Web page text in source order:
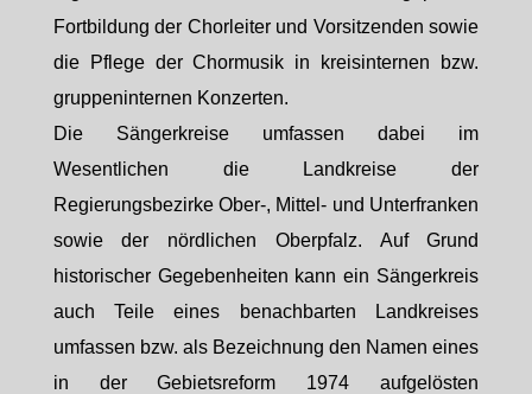
Fortbildung der Chorleiter und Vorsitzenden sowie
die Pflege der Chormusik in kreisinternen bzw.
gruppeninternen Konzerten.
Die Sängerkreise umfassen dabei im
Wesentlichen die Landkreise der
Regierungsbezirke Ober-, Mittel- und Unterfranken
sowie der nördlichen Oberpfalz. Auf Grund
historischer Gegebenheiten kann ein Sängerkreis
auch Teile eines benachbarten Landkreises
umfassen bzw. als Bezeichnung den Namen eines
in der Gebietsreform 1974 aufgelösten